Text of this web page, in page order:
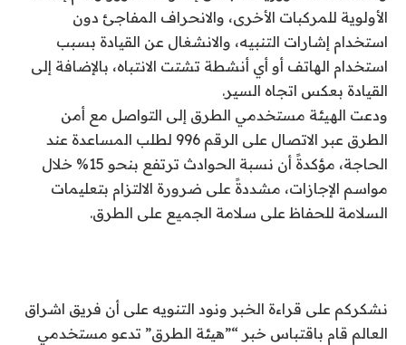
الأولوية للمركبات الأخرى، والانحراف المفاجئ دون
استخدام إشارات التنبيه، والانشغال عن القيادة بسبب
استخدام الهاتف أو أي أنشطة تشتت الانتباه، بالإضافة إلى
القيادة بعكس اتجاه السير.
ودعت الهيئة مستخدمي الطرق إلى التواصل مع أمن
الطرق عبر الاتصال على الرقم 996 لطلب المساعدة عند
الحاجة، مؤكدةً أن نسبة الحوادث ترتفع بنحو 15% خلال
مواسم الإجازات، مشددةً على ضرورة الالتزام بتعليمات
السلامة للحفاظ على سلامة الجميع على الطرق.
نشكركم على قراءة الخبر ونود التنويه على أن فريق اشراق
العالم قام باقتباس خبر “”هيئة الطرق” تدعو مستخدمي